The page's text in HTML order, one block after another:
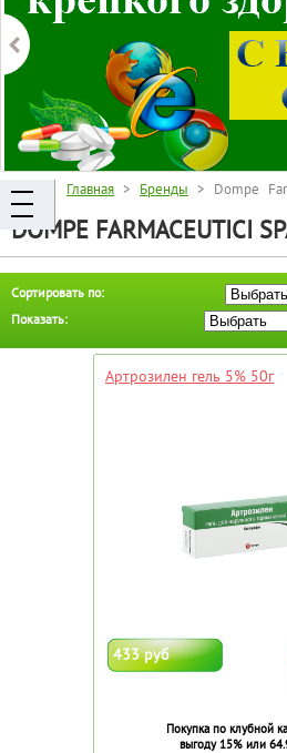
Главная > Бренды > Dompe
DOMPE FARMACEUTICI
Сортировать по:
Показать:
Артрозилен гель 5% 50г
433 руб
Покупка по клубной
выгоду 15% или